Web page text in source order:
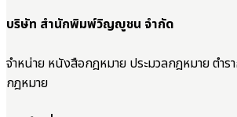
บริษัท สำนักพิมพ์วิญญูชน จำกัด
จำหน่าย หนังสือกฎหมาย ประมวลกฎหมาย ตำร
กฎหมาย